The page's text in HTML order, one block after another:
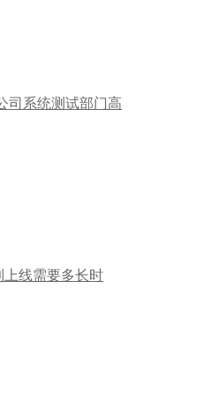
司系统测试部门高
线需要多长时